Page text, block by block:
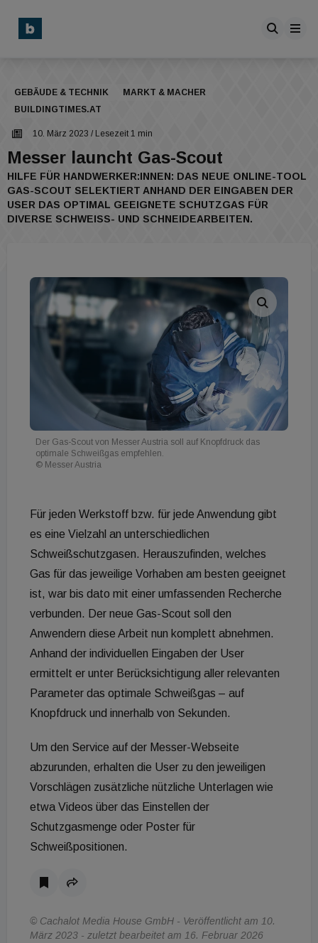
GEBÄUDE & TECHNIK
MARKT & MACHER
BUILDINGTIMES.AT
10. März 2023 / Lesezeit 1 min
Messer launcht Gas-Scout
HILFE FÜR HANDWERKER:INNEN: DAS NEUE ONLINE-TOOL
GAS-SCOUT SELEKTIERT ANHAND DER EINGABEN DER
USER DAS OPTIMAL GEEIGNETE SCHUTZGAS FÜR
DIVERSE SCHWEISS- UND SCHNEIDEARBEITEN.
Der Gas-Scout von Messer Austria soll auf Knopfdruck das
optimale Schweißgas empfehlen.
© Messer Austria
Für jeden Werkstoff bzw. für jede Anwendung gibt
es eine Vielzahl an unterschiedlichen
Schweißschutzgasen. Herauszufinden, welches
Gas für das jeweilige Vorhaben am besten geeignet
ist, war bis dato mit einer umfassenden Recherche
verbunden. Der neue Gas-Scout soll den
Anwendern diese Arbeit nun komplett abnehmen.
Anhand der individuellen Eingaben der User
ermittelt er unter Berücksichtigung aller relevanten
Parameter das optimale Schweißgas – auf
Knopfdruck und innerhalb von Sekunden.
Um den Service auf der Messer-Webseite
abzurunden, erhalten die User zu den jeweiligen
Vorschlägen zusätzliche nützliche Unterlagen wie
etwa Videos über das Einstellen der
Schutzgasmenge oder Poster für
Schweißpositionen.
© Cachalot Media House GmbH - Veröffentlicht am 10.
März 2023 - zuletzt bearbeitet am 16. Februar 2026